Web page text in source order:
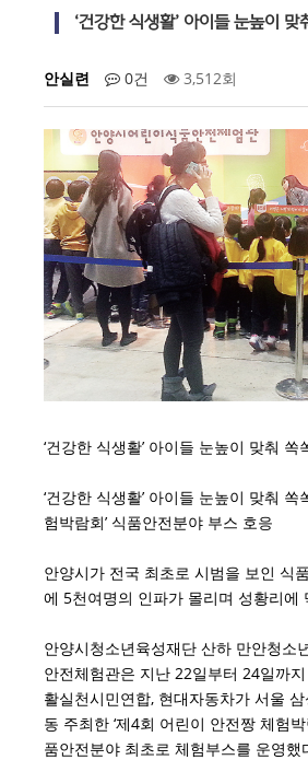
‘건강한 식생활’ 아이들 눈높이 맞
안실련 0건 3,512회
‘건강한 식생활’ 아이들 눈높이 맞춰 쏙
‘건강한 식생활’ 아이들 눈높이 맞춰 쏙
험박람회’ 식품안전분야 부스 호응
안양시가 전국 최초로 시범을 보인 식
에 5천여명의 인파가 몰리며 성황리에
안양시청소년육성재단 산하 만안청소
안전체험관은 지난 22일부터 24일까
활실천시민연합, 현대자동차가 서울
동 주최한 ‘제4회 어린이 안전짱 체험
품안전분야 최초로 체험부스를 운영했